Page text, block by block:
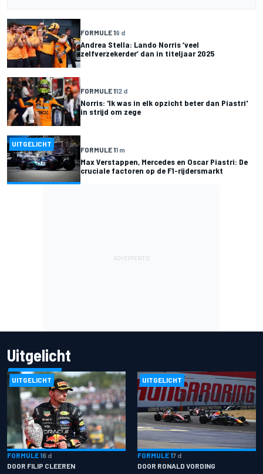
FORMULE 19 d
Andrea Stella: Lando Norris ‘veel
zelfverzekerder’ dan in titeljaar 2025
FORMULE 112 d
Norris: 'Ik was in elk opzicht beter dan Piastri'
in strijd om zege
UITGELICHT
FORMULE 11 m
Max Verstappen, Mercedes en Oscar Piastri: De
cruciale factoren op de F1-rijdersmarkt
Uitgelicht
UITGELICHT
FORMULE 16 d
DOOR FILIP CLEEREN
UITGELICHT
FORMULE 17 d
DOOR RONALD VORDING